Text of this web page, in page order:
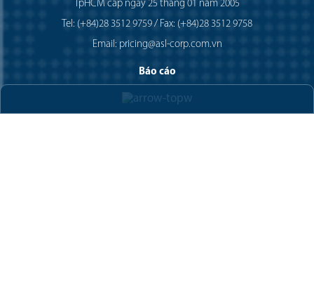
TpHCM cấp ngày 25 tháng 01 năm 2005
Tel: (+84)28 3512 9759 / Fax: (+84)28 3512 9758
Email: pricing@asl-corp.com.vn
Báo cáo
Lệnh giao hàng
Thông báo hàng đến